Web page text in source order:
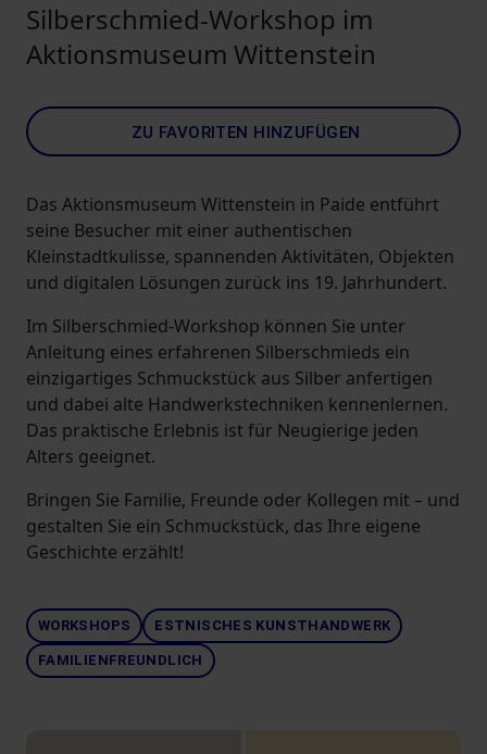
Silberschmied-Workshop im
Aktionsmuseum Wittenstein
ZU FAVORITEN HINZUFÜGEN
Das Aktionsmuseum Wittenstein in Paide entführt
seine Besucher mit einer authentischen
Kleinstadtkulisse, spannenden Aktivitäten, Objekten
und digitalen Lösungen zurück ins 19. Jahrhundert.
Im Silberschmied-Workshop können Sie unter
Anleitung eines erfahrenen Silberschmieds ein
einzigartiges Schmuckstück aus Silber anfertigen
und dabei alte Handwerkstechniken kennenlernen.
Das praktische Erlebnis ist für Neugierige jeden
Alters geeignet.
Bringen Sie Familie, Freunde oder Kollegen mit – und
gestalten Sie ein Schmuckstück, das Ihre eigene
Geschichte erzählt!
WORKSHOPS ESTNISCHES KUNSTHANDWERK
FAMILIENFREUNDLICH